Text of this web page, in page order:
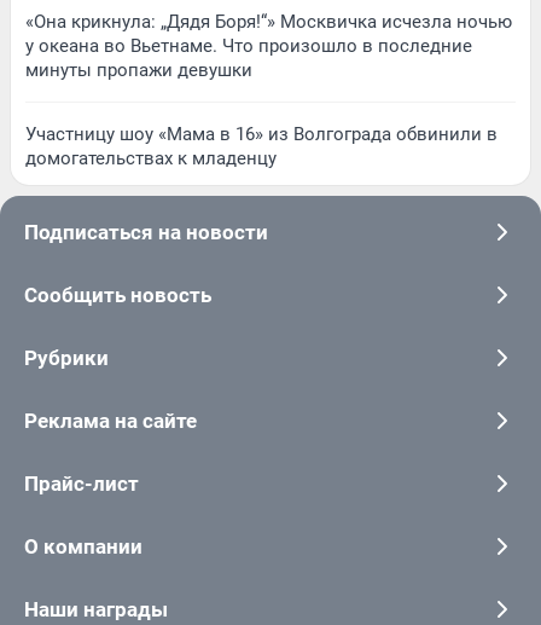
«Она крикнула: „Дядя Боря!“» Москвичка исчезла ночью
у океана во Вьетнаме. Что произошло в последние
минуты пропажи девушки
Участницу шоу «Мама в 16» из Волгограда обвинили в
домогательствах к младенцу
Подписаться на новости
Сообщить новость
Рубрики
Реклама на сайте
Прайс-лист
О компании
Наши награды